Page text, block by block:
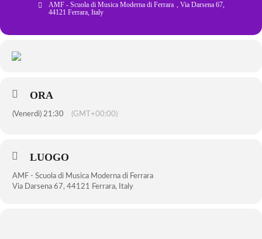
AMF - Scuola di Musica Moderna di Ferrara , Via Darsena 67,
44121 Ferrara, Italy
ORA
(Venerdi) 21:30 (GMT+00:00)
LUOGO
AMF - Scuola di Musica Moderna di Ferrara
Via Darsena 67, 44121 Ferrara, Italy